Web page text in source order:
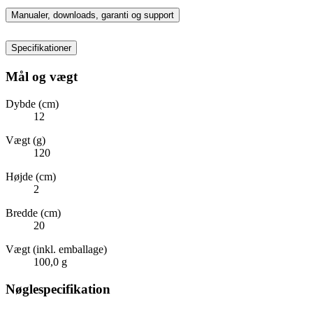
Manualer, downloads, garanti og support
Specifikationer
Mål og vægt
Dybde (cm)
12
Vægt (g)
120
Højde (cm)
2
Bredde (cm)
20
Vægt (inkl. emballage)
100,0 g
Nøglespecifikation